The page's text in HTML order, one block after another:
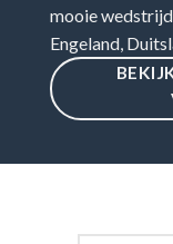
mooie
Engeland,